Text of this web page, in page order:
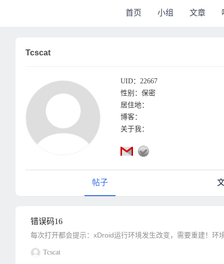
首页 小组 文章
Tcscat
UID：22667
性别：保密
居住地：
博客：
关于我：
帖子
错误码16
Tcscat